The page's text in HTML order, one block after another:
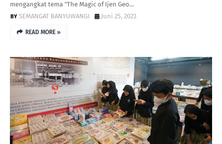
mengangkat tema "The Magic of Ijen Geo…
SEMANGAT BANYUWANGI
Juni 25, 2023
READ MORE »